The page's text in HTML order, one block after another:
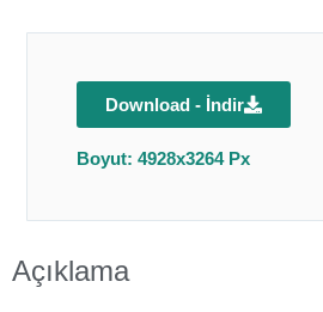
Download - İndir
Boyut: 4928x3264 Px
Açıklama